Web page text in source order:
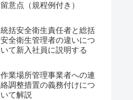
留意点（規程例付き）
統括安全衛生責任者と総括
安全衛生管理者の違いにつ
いて新入社員に説明する
作業場所管理事業者への連
絡調整措置の義務付けにつ
いて解説